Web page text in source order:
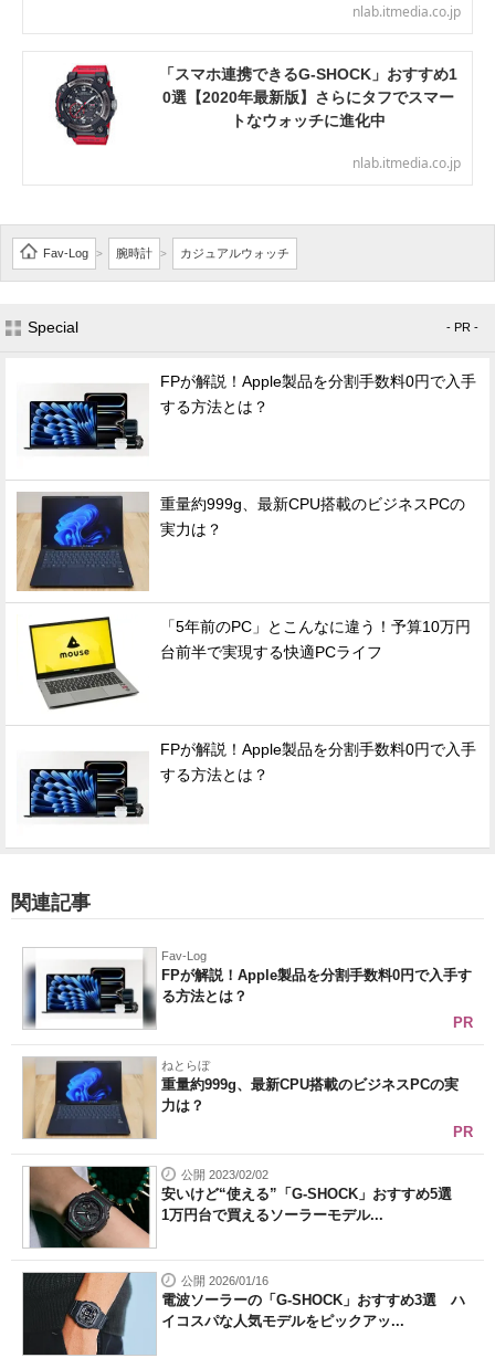
nlab.itmedia.co.jp
「スマホ連携できるG-SHOCK」おすすめ1
0選【2020年最新版】さらにタフでスマー
トなウォッチに進化中
nlab.itmedia.co.jp
Fav-Log > 腕時計 > カジュアルウォッチ
Special - PR -
FPが解説！Apple製品を分割手数料0円で入手
する方法とは？
重量約999g、最新CPU搭載のビジネスPCの
実力は？
「5年前のPC」とこんなに違う！予算10万円
台前半で実現する快適PCライフ
FPが解説！Apple製品を分割手数料0円で入手
する方法とは？
関連記事
Fav-Log
FPが解説！Apple製品を分割手数料0円で入手す
る方法とは？
PR
ねとらぼ
重量約999g、最新CPU搭載のビジネスPCの実
力は？
PR
公開 2023/02/02
安いけど“使える”「G-SHOCK」おすすめ5選
1万円台で買えるソーラーモデル...
公開 2026/01/16
電波ソーラーの「G-SHOCK」おすすめ3選 ハ
イコスパな人気モデルをピックアッ...